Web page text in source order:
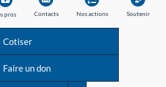
pros Contacts
de tous les
Nos actions Soutenir
Cotiser
Faire un don